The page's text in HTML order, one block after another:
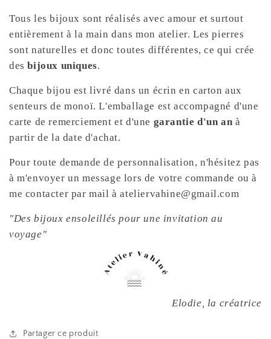
Tous les bijoux sont réalisés avec amour et surtout
entièrement à la main dans mon atelier. Les pierres
sont naturelles et donc toutes différentes, ce qui crée
desbijoux uniques.
Chaque bijou est livré dans un écrin en carton aux
senteurs de monoï. L'emballage est accompagné d'une
carte de remerciement et d'une garantie d'un an à
partir de la date d'achat.
Pour toute demande de personnalisation, n'hésitez pas
à m'envoyer un message lors de votre commande ou à
me contacter par mail à ateliervahine@gmail.com
"Des bijoux ensoleillés pour une invitation au
voyage"
Elodie, la créatrice
Partager ce produit